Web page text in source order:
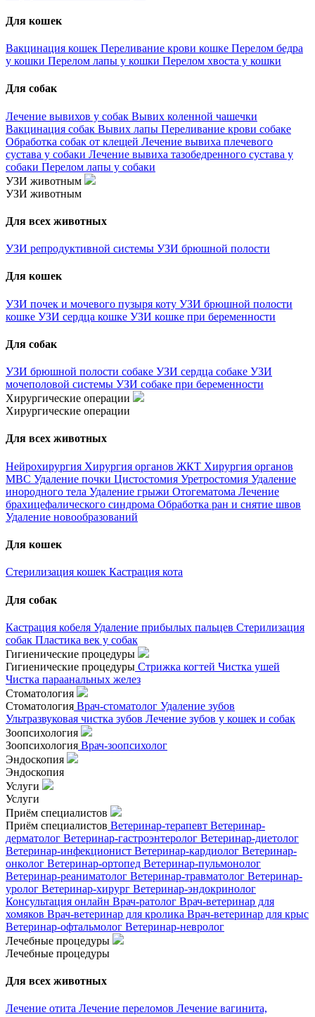
Для кошек
Вакцинация кошек Переливание крови кошке Перелом бедра
у кошки Перелом лапы у кошки Перелом хвоста у кошки
Для собак
Лечение вывихов у собак Вывих коленной чашечки
Вакцинация собак Вывих лапы Переливание крови собаке
Обработка собак от клещей Лечение вывиха плечевого
сустава у собаки Лечение вывиха тазобедренного сустава у
собаки Перелом лапы у собаки
УЗИ животным
УЗИ животным
Для всех животных
УЗИ репродуктивной системы УЗИ брюшной полости
Для кошек
УЗИ почек и мочевого пузыря коту УЗИ брюшной полости
кошке УЗИ сердца кошке УЗИ кошке при беременности
Для собак
УЗИ брюшной полости собаке УЗИ сердца собаке УЗИ
мочеполовой системы УЗИ собаке при беременности
Хирургические операции
Хирургические операции
Для всех животных
Нейрохирургия Хирургия органов ЖКТ Хирургия органов
МВС Удаление почки Цистостомия Уретростомия Удаление
инородного тела Удаление грыжи Отогематома Лечение
брахицефалического синдрома Обработка ран и снятие швов
Удаление новообразований
Для кошек
Стерилизация кошек Кастрация кота
Для собак
Кастрация кобеля Удаление прибылых пальцев Стерилизация
собак Пластика век у собак
Гигиенические процедуры
Гигиенические процедуры Стрижка когтей Чистка ушей
Чистка параанальных желез
Стоматология
Стоматология Врач-стоматолог Удаление зубов
Ультразвуковая чистка зубов Лечение зубов у кошек и собак
Зоопсихология
Зоопсихология Врач-зоопсихолог
Эндоскопия
Эндоскопия
Услуги
Услуги
Приём специалистов
Приём специалистов Ветеринар-терапевт Ветеринар-
дерматолог Ветеринар-гастроэнтеролог Ветеринар-диетолог
Ветеринар-инфекционист Ветеринар-кардиолог Ветеринар-
онколог Ветеринар-ортопед Ветеринар-пульмонолог
Ветеринар-реаниматолог Ветеринар-травматолог Ветеринар-
уролог Ветеринар-хирург Ветеринар-эндокринолог
Консультация онлайн Врач-ратолог Врач-ветеринар для
хомяков Врач-ветеринар для кролика Врач-ветеринар для крыс
Ветеринар-офтальмолог Ветеринар-невролог
Лечебные процедуры
Лечебные процедуры
Для всех животных
Лечение отита Лечение переломов Лечение вагинита,